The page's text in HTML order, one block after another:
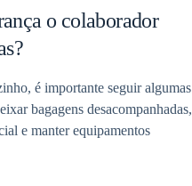
o colaborador
é importante seguir algumas
bagagens desacompanhadas,
e manter equipamentos